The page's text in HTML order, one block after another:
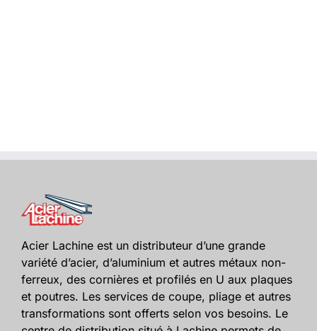
Acier Lachine est un distributeur d’une grande
variété d’acier, d’aluminium et autres métaux non-
ferreux, des cornières et profilés en U aux plaques
et poutres. Les services de coupe, pliage et autres
transformations sont offerts selon vos besoins. Le